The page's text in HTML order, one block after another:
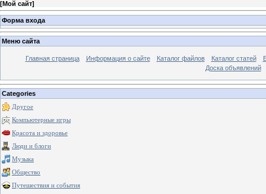
[Мой сайт]
Форма входа
Меню сайта
Главная страница Информация о сайте Каталог файлов Каталог статей
Доска объявлений
Categories
Другое
Компьютерные игры
Красота и здоровье
Люди и блоги
Музыка
Общество
Путешествия и события